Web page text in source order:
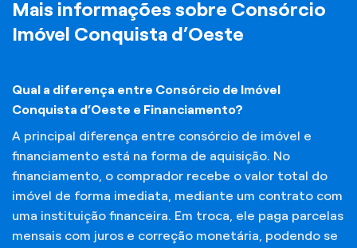
Mais informações sobre Consórcio
Imóvel Conquista d’Oeste
Qual a diferença entre Consórcio de Imóvel
Conquista d’Oeste e Financiamento?
A principal diferença entre consórcio de imóvel e
financiamento está na forma de aquisição. No
financiamento, o comprador recebe o valor total do
imóvel de forma imediata, mediante um contrato com
uma instituição financeira. Em troca, ele paga parcelas
mensais com juros e correção monetária, podendo se